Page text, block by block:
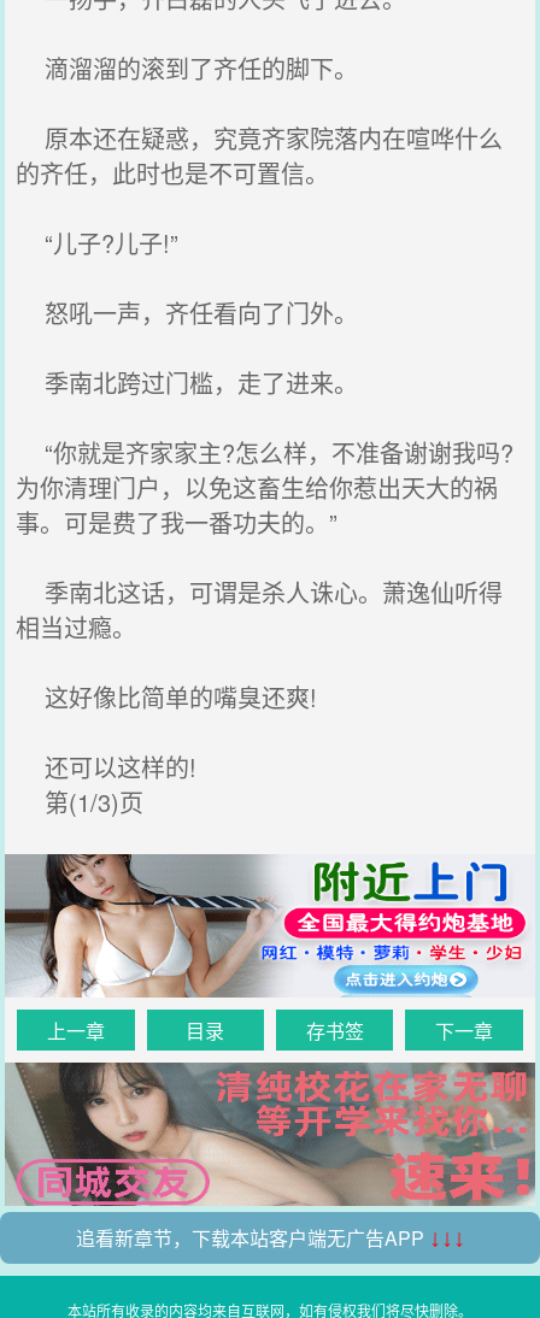
滴溜溜的滚到了齐任的脚下。
原本还在疑惑，究竟齐家院落内在喧哗什么
的齐任，此时也是不可置信。
“儿子?儿子!”
怒吼一声，齐任看向了门外。
季南北跨过门槛，走了进来。
“你就是齐家家主?怎么样，不准备谢谢我吗?
为你清理门户，以免这畜生给你惹出天大的祸
事。可是费了我一番功夫的。”
季南北这话，可谓是杀人诛心。萧逸仙听得
相当过瘾。
这好像比简单的嘴臭还爽!
还可以这样的!
第(1/3)页
上一章 目录 存书签 下一章
追看新章节，下载本站客户端无广告APP ↓↓↓
本站所有收录的内容均来自互联网，如有侵权我们将尽快删除。